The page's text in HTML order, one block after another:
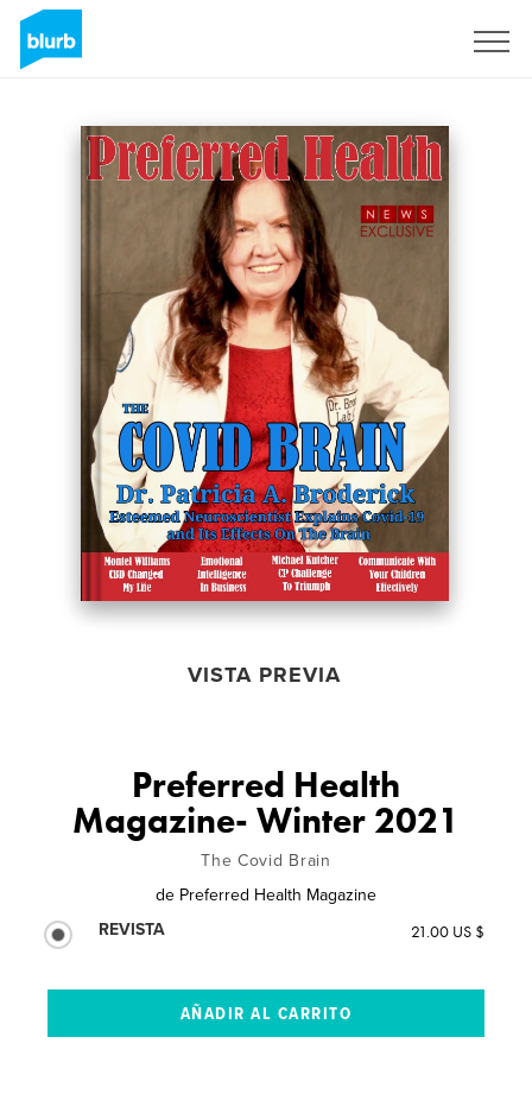
VISTA PREVIA
Preferred Health
Magazine- Winter 2021
The Covid Brain
de Preferred Health Magazine
REVISTA
21.00 US $